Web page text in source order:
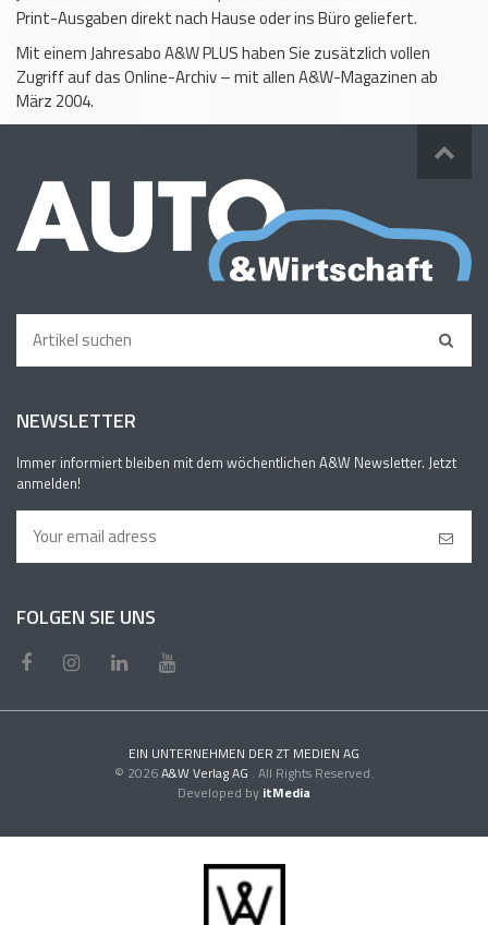
Print-Ausgaben direkt nach Hause oder ins Büro geliefert.
Mit einem Jahresabo A&W PLUS haben Sie zusätzlich vollen
Zugriff auf das Online-Archiv – mit allen A&W-Magazinen ab
März 2004.
NEWSLETTER
Immer informiert bleiben mit dem wöchentlichen A&W Newsletter. Jetzt
anmelden!
FOLGEN SIE UNS
EIN UNTERNEHMEN DER ZT MEDIEN AG
© 2026A&W Verlag AG . All Rights Reserved.
Developed by itMedia